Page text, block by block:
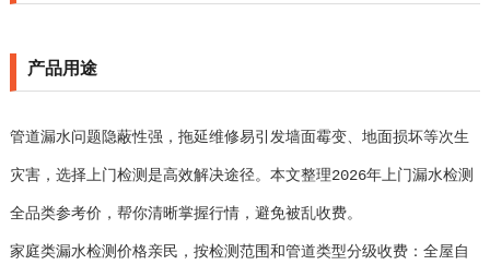
产品用途
管道漏水问题隐蔽性强，拖延维修易引发墙面霉变、地面损坏等次生
灾害，选择上门检测是高效解决途径。本文整理2026年上门漏水检测
全品类参考价，帮你清晰掌握行情，避免被乱收费。
家庭类漏水检测价格亲民，按检测范围和管道类型分级收费：全屋自